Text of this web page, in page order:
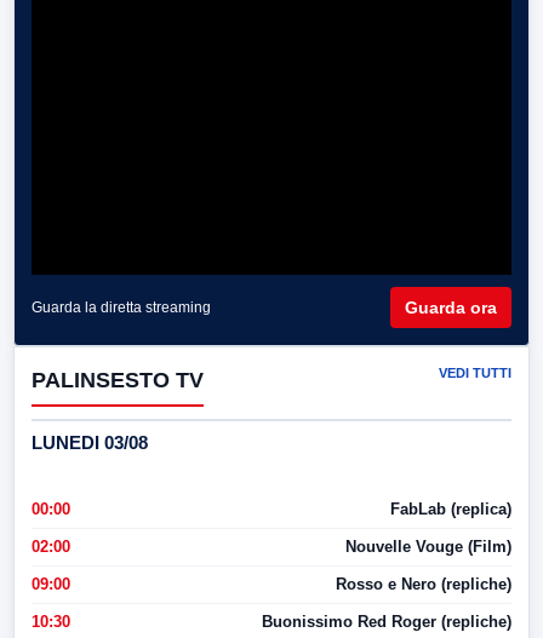
Guarda la diretta streaming Guarda ora
PALINSESTO TV VEDI TUTTI
LUNEDI 03/08
00:00 FabLab (replica)
02:00 Nouvelle Vouge (Film)
09:00 Rosso e Nero (repliche)
10:30 Buonissimo Red Roger (repliche)